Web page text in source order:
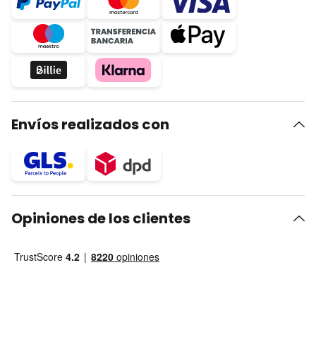
Envíos realizados con
Opiniones de los clientes